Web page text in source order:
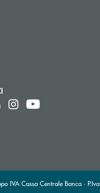
finestra
IVA Cassa Centrale Banca · P.Iva